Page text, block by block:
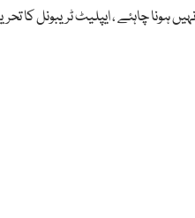
ہونا چاہئے ، ایپلیٹ ٹریبونل کا